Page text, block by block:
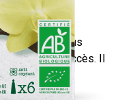
que vous
de son succès. Il